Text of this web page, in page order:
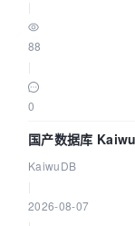
88
0
国产数据库
技术路径
KaiwuDB
2026-08-07